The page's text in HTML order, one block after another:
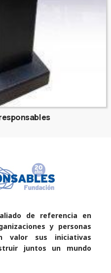
de referencia en
y personas
valor sus iniciativas
juntos un mundo